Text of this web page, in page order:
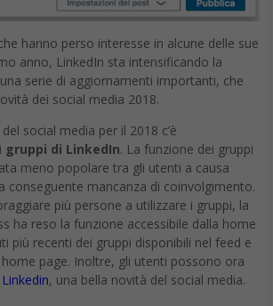
hanno perso interesse in alcune delle sue
anno, LinkedIn sta intensificando la
serie di aggiornamenti importanti, che
dei social media 2018.
social media per il 2018 c’è
gruppi di LinkedIn. La funzione dei gruppi
meno popolare tra gli utenti a causa
conseguente mancanza di coinvolgimento.
più persone a utilizzare i gruppi, la
ha reso la funzione accessibile dalla home
più recenti dei gruppi disponibili nel feed e
page. Inoltre, gli utenti possono ora
, una bella novità del social media.